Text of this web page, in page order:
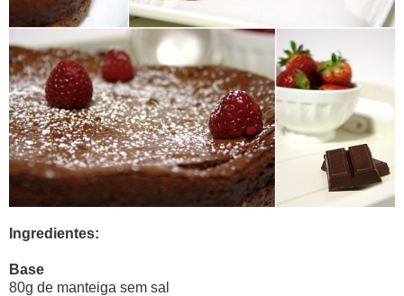
Ingredientes:
Base
80g de manteiga sem sal